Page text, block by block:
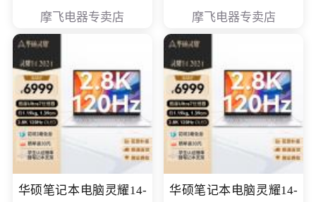
摩飞电器专卖店 摩飞电器专卖店
华硕笔记本电脑灵耀14-
华硕笔记本电脑灵耀14-